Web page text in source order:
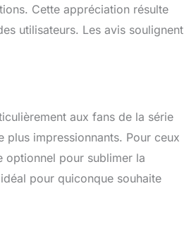
Cette appréciation résulte
utilisateurs. Les avis soulignent
aux fans de la série
plus impressionnants. Pour ceux
optionnel pour sublimer la
pour quiconque souhaite